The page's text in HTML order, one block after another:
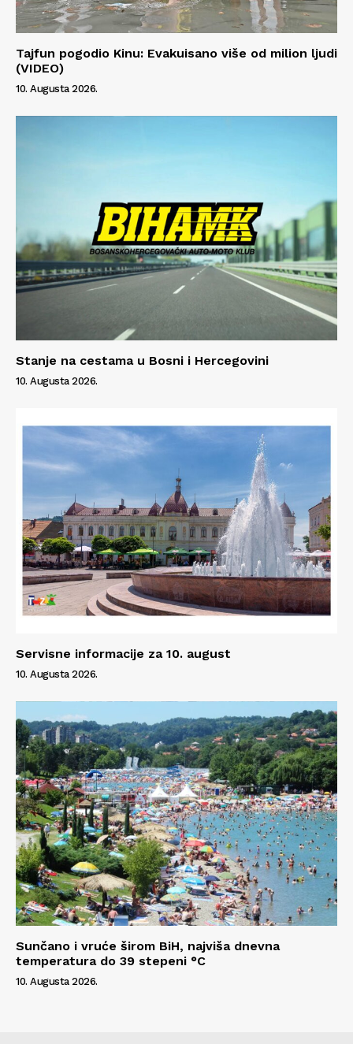
O nama
Impressum
Tajfun pogodio Kinu: Evakuisano više od milion ljudi
(VIDEO)
10. Augusta 2026.
Stanje na cestama u Bosni i Hercegovini
10. Augusta 2026.
Servisne informacije za 10. august
10. Augusta 2026.
Sunčano i vruće širom BiH, najviša dnevna
temperatura do 39 stepeni °C
10. Augusta 2026.